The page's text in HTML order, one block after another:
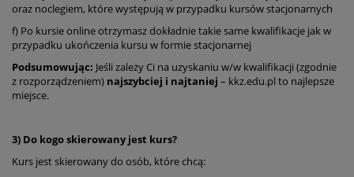
oraz noclegiem, które występują w przypadku kursów stacjonarnych
f) Po kursie online otrzymasz dokładnie takie same kwalifikacje jak w
przypadku ukończenia kursu w formie stacjonarnej
Podsumowując: Jeśli zależy Ci na uzyskaniu w/w kwalifikacji (zgodnie
z rozporządzeniem) najszybciej i najtaniej – kkz.edu.pl to najlepsze
miejsce.
3) Do kogo skierowany jest kurs?
Kurs jest skierowany do osób, które chcą: